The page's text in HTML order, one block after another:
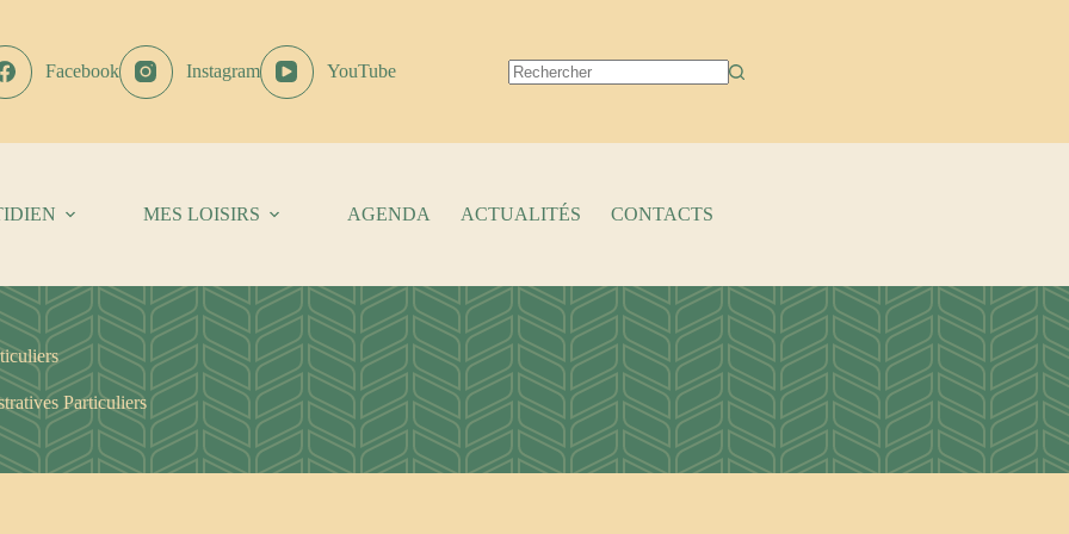
Facebook
Instagram
YouTube
MES LOISIRS AGENDA ACTUALITÉS CONTACTS
Particuliers